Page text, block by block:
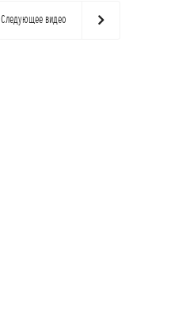
Следующее видео